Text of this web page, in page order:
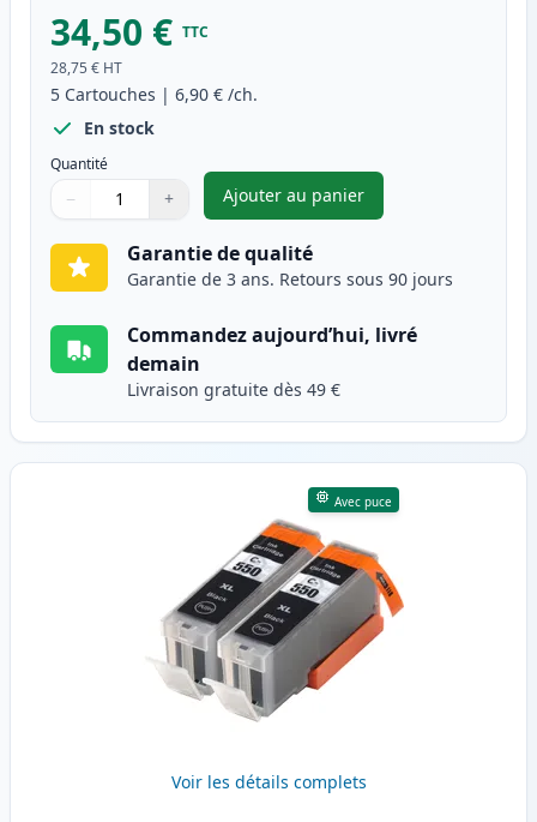
34,50 € TTC
28,75 € HT
5 Cartouches | 6,90 € /ch.
En stock
Quantité
Quantité
Utilisez les boutons pour ajuster
− +
Quantité
Ajouter au panier
,Pack de 5 Canon PGI-550XL
Garantie de qualité
Garantie de 3 ans. Retours sous 90 jours
Commandez aujourd’hui, livré
demain
Livraison gratuite dès 49 €
Avec puce
Voir les détails complets